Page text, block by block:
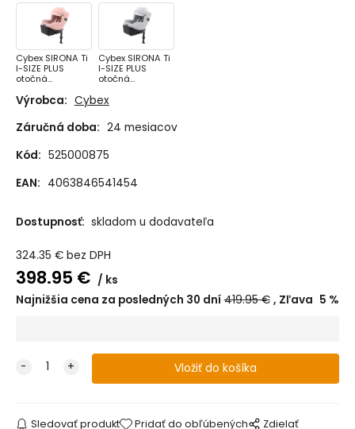
Sepia Black
Nautical Blue
Cybex SIRONA Ti
I-SIZE PLUS
otočná
Peach Pink
Cybex SIRONA Ti
I-SIZE PLUS
otočná
Platinum White
Výrobca: Cybex
Záručná doba: 24 mesiacov
Kód: 525000875
EAN: 4063846541454
Dostupnosť: skladom u dodavateľa
324.35 € bez DPH
398.95 €
ks
Najnižšia cena za posledných 30 dní 419.95€ Zľava 5 %
Sledovať produkt Pridať do obľúbených Zdielať